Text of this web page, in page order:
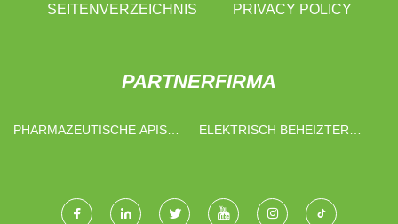
SEITENVERZEICHNIS PRIVACY POLICY
PARTNERFIRMA
PHARMAZEUTISCHE APIS
ELEKTRISCH BEHEIZTER